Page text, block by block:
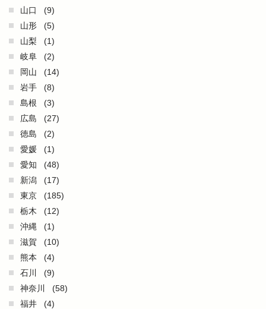
山口
(9)
山形
(5)
山梨
(1)
岐阜
(2)
岡山
(14)
岩手
(8)
島根
(3)
広島
(27)
徳島
(2)
愛媛
(1)
愛知
(48)
新潟
(17)
東京
(185)
栃木
(12)
沖縄
(1)
滋賀
(10)
熊本
(4)
石川
(9)
神奈川
(58)
福井
(4)